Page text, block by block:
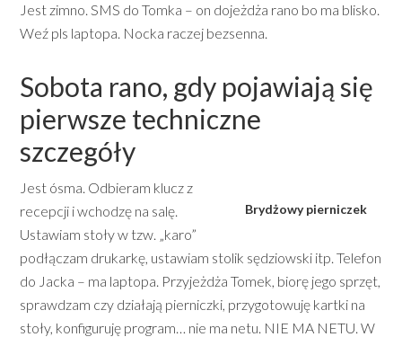
Jest zimno. SMS do Tomka – on dojeżdża rano bo ma blisko.
Weź pls laptopa. Nocka raczej bezsenna.
Sobota rano, gdy pojawiają się
pierwsze techniczne
szczegóły
Brydżowy pierniczek
Jest ósma. Odbieram klucz z
recepcji i wchodzę na salę.
Ustawiam stoły w tzw. „karo”
podłączam drukarkę, ustawiam stolik sędziowski itp. Telefon
do Jacka – ma laptopa. Przyjeżdża Tomek, biorę jego sprzęt,
sprawdzam czy działają pierniczki, przygotowuję kartki na
stoły, konfiguruję program… nie ma netu. NIE MA NETU. W